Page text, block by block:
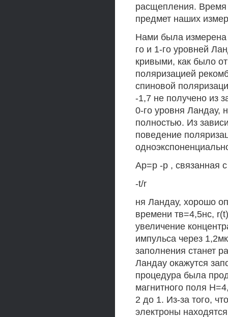
расщепления. Время
предмет наших
Нами была измерена
го и 1-го уровней
кривыми, как было
поляризацией
спиновой
-1,7 не получено из
0-го уровня Ландау,
полностью. Из
поведение
Ар=р -р , связанная
-t/r
ня Ландау, хорошо
времени тв=4,5нс,
увеличение
импульса через
заполнения станет
Ландау окажутся
процедура была
магнитного поля
2 до 1. Из-за того,
электроны